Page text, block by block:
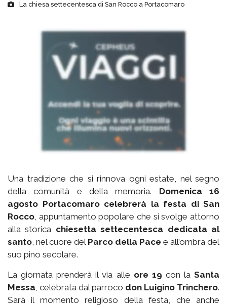
La chiesa settecentesca di San Rocco a Portacomaro
Una tradizione che si rinnova ogni estate, nel segno
della comunità e della memoria. Domenica 16
agosto Portacomaro celebrerà la festa di San
Rocco, appuntamento popolare che si svolge attorno
alla storica chiesetta settecentesca dedicata al
santo, nel cuore del Parco della Pace e all’ombra del
suo pino secolare.
La giornata prenderà il via alle ore 19 con laSanta
Messa, celebrata dal parroco don Luigino Trinchero.
Sarà il momento religioso della festa, che anche